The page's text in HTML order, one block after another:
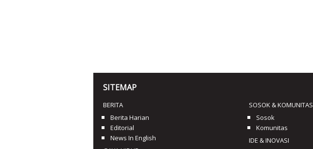
SITEMAP
BERITA
Berita Harian
Editorial
News In English
SOSOK & KOMUNITAS
Sosok
Komunitas
IDE & INOVASI